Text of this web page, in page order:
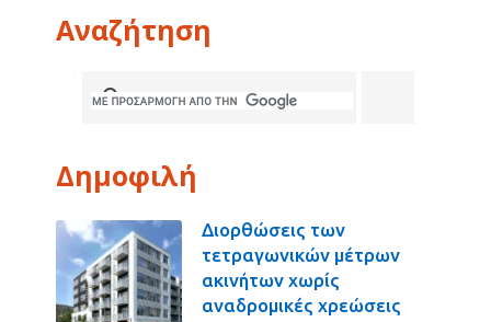
Αναζήτηση
Δημοφιλή
Διορθώσεις των
τετραγωνικών μέτρων
ακινήτων χωρίς
αναδρομικές χρεώσεις